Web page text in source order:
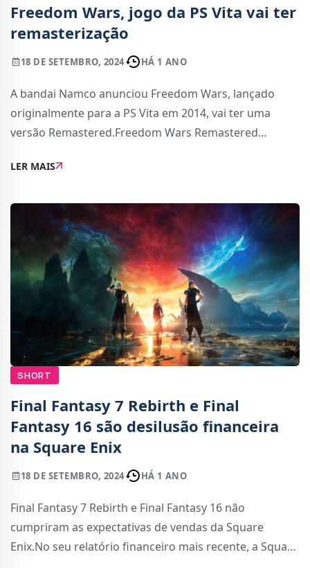
Freedom Wars, jogo da PS Vita vai ter
remasterização
18 DE SETEMBRO, 2024 HÁ 1 ANO
A bandai Namco anunciou Freedom Wars, lançado
originalmente para a PS Vita em 2014, vai ter uma
versão Remastered.Freedom Wars Remastered
novas plataforma, com resolução melhorada (4K),
LER MAIS
SHORT
Final Fantasy 7 Rebirth e Final
Fantasy 16 são desilusão financeira
na Square Enix
18 DE SETEMBRO, 2024 HÁ 1 ANO
Final Fantasy 7 Rebirth e Final Fantasy 16 não
cumpriram as expectativas de vendas da Square
Enix.No seu relatório financeiro mais recente, a Square